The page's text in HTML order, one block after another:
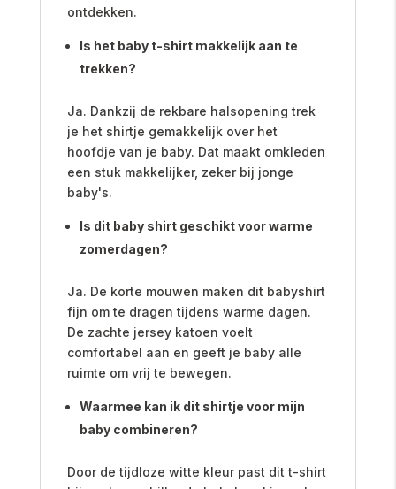
ontdekken.
Is het baby t-shirt makkelijk aan te
trekken?
Ja. Dankzij de rekbare halsopening trek
je het shirtje gemakkelijk over het
hoofdje van je baby. Dat maakt omkleden
een stuk makkelijker, zeker bij jonge
baby's.
Is dit baby shirt geschikt voor warme
zomerdagen?
Ja. De korte mouwen maken dit babyshirt
fijn om te dragen tijdens warme dagen.
De zachte jersey katoen voelt
comfortabel aan en geeft je baby alle
ruimte om vrij te bewegen.
Waarmee kan ik dit shirtje voor mijn
baby combineren?
Door de tijdloze witte kleur past dit t-shirt